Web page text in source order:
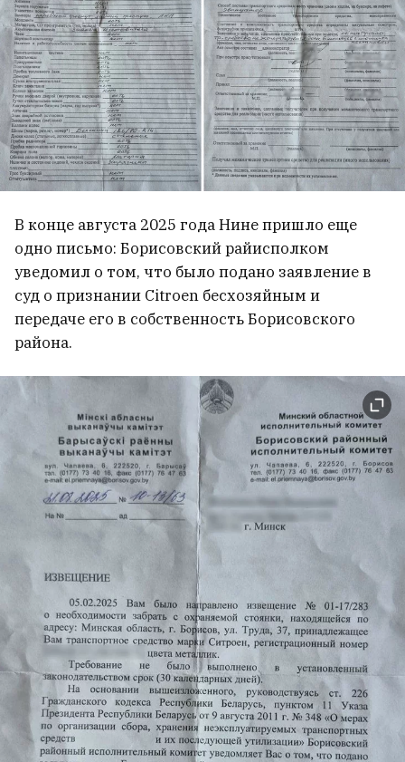
В конце августа 2025 года Нине пришло еще
одно письмо: Борисовский райисполком
уведомил о том, что было подано заявление в
суд о признании Citroen бесхозяйным и
передаче его в собственность Борисовского
района.